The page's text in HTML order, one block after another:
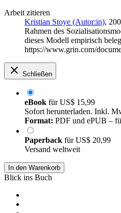
Arbeit zitieren
Kristian Stoye (Autor:in),
Rahmen des
dieses Modell empirisch
https://www.grin.com/
Schließen
eBook fürUS$ 15,99
Sofort herunterladen. Inkl.
Format: PDF und ePUB –
Paperback fürUS$ 20,99
Versand weltweit
In den Warenkorb
Blick ins Buch